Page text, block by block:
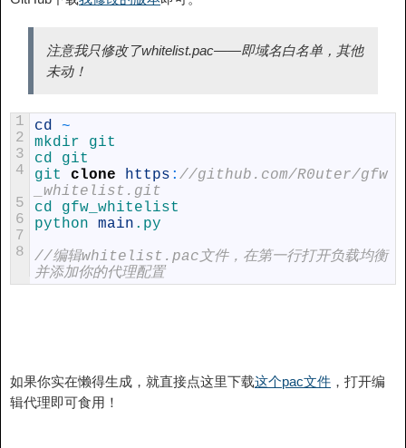
注意我只修改了whitelist.pac——即域名白名单，其他
未动！
1
2
3
4
5
6
7
8
cd
~
mkdir git
cd git
git clone https : //github.com/R0uter/gfw
_whitelist.git
cd gfw_whitelist
python main .py
//编辑whitelist.pac文件，在第一行打开负载均衡
并添加你的代理配置
如果你实在懒得生成，就直接点这里下载这个pac文件 ，打开编
辑代理即可食用！